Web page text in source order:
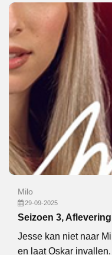
Milo
29-09-2025
Seizoen 3,
Jesse kan niet naar
en laat Oskar